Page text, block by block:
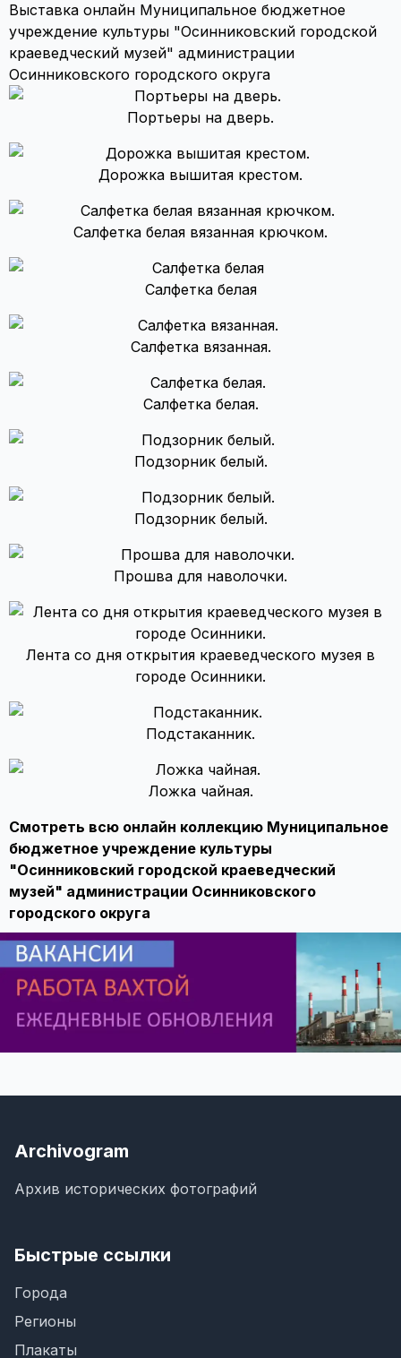
Выставка онлайн Муниципальное бюджетное
учреждение культуры "Осинниковский городской
краеведческий музей" администрации
Осинниковского городского округа
Портьеры на дверь.
Дорожка вышитая крестом.
Салфетка белая вязанная крючком.
Салфетка белая
Салфетка вязанная.
Салфетка белая.
Подзорник белый.
Подзорник белый.
Прошва для наволочки.
Лента со дня открытия краеведческого музея в
городе Осинники.
Подстаканник.
Ложка чайная.
Смотреть всю онлайн коллекцию Муниципальное
бюджетное учреждение культуры
"Осинниковский городской краеведческий
музей" администрации Осинниковского
городского округа
Archivogram
Архив исторических фотографий
Быстрые ссылки
Города
Регионы
Плакаты